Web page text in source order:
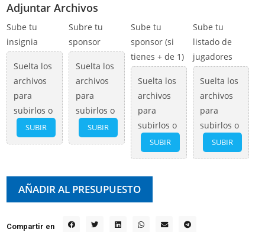
Adjuntar Archivos
Sube tu
insignia
Suelta los
archivos
para
subirlos o
SUBIR
Subre tu
sponsor
Suelta los
archivos
para
subirlos o
SUBIR
Sube tu
sponsor (si
tienes + de 1)
Suelta los
archivos
para
subirlos o
SUBIR
Sube tu
listado de
jugadores
Suelta los
archivos
para
subirlos o
SUBIR
AÑADIR AL PRESUPUESTO
Compartir en